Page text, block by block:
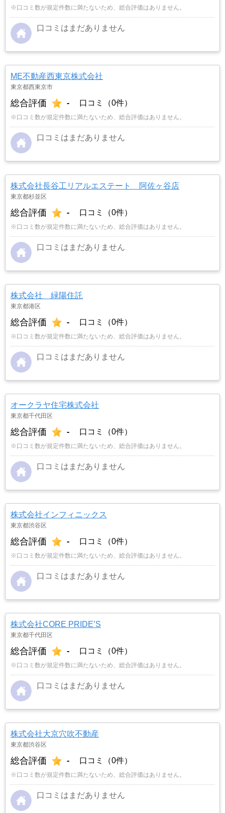
※口コミ数が規定件数に満たないため、総合評価はありません。
口コミはまだありません
ME不動産西東京株式会社
東京都西東京市
総合評価 - 口コミ（0件）
※口コミ数が規定件数に満たないため、総合評価はありません。
口コミはまだありません
株式会社長谷工リアルエステート 阿佐ヶ谷店
東京都杉並区
総合評価 - 口コミ（0件）
※口コミ数が規定件数に満たないため、総合評価はありません。
口コミはまだありません
株式会社 緑陽住託
東京都港区
総合評価 - 口コミ（0件）
※口コミ数が規定件数に満たないため、総合評価はありません。
口コミはまだありません
オークラヤ住宅株式会社
東京都千代田区
総合評価 - 口コミ（0件）
※口コミ数が規定件数に満たないため、総合評価はありません。
口コミはまだありません
株式会社インフィニックス
東京都渋谷区
総合評価 - 口コミ（0件）
※口コミ数が規定件数に満たないため、総合評価はありません。
口コミはまだありません
株式会社CORE PRIDE’S
東京都千代田区
総合評価 - 口コミ（0件）
※口コミ数が規定件数に満たないため、総合評価はありません。
口コミはまだありません
株式会社大京穴吹不動産
東京都渋谷区
総合評価 - 口コミ（0件）
※口コミ数が規定件数に満たないため、総合評価はありません。
口コミはまだありません